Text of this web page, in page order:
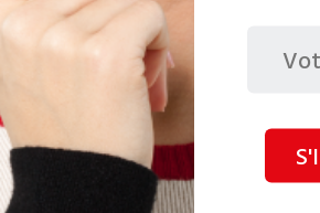
Branchement et raccordement
d’équipements sanitaires